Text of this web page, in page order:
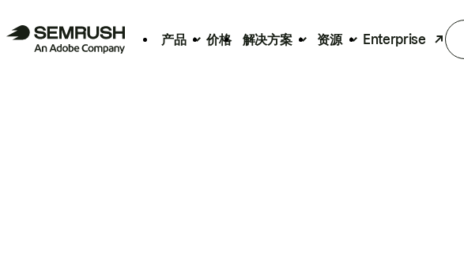
产品 价格 解决方案 资源 Enterprise